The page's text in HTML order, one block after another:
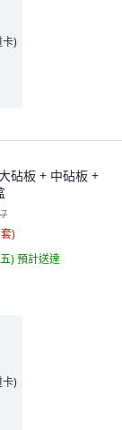
)
砧板 + 中砧板 +
)
)預計送達
)